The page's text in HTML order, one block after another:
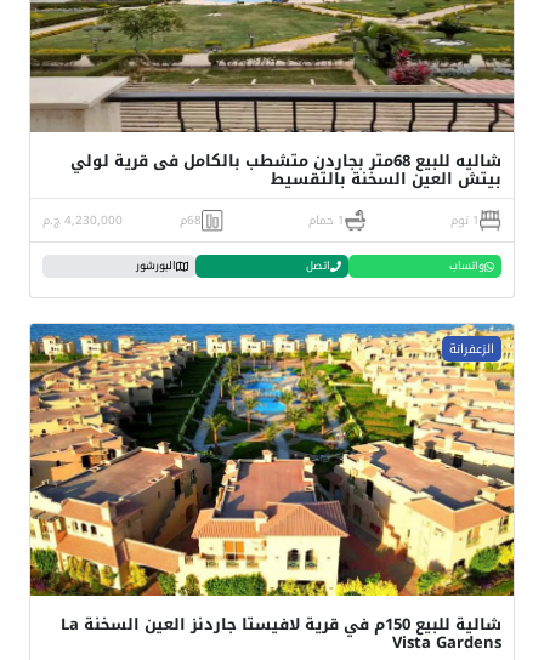
شاليه للبيع 68متر بجاردن متشطب بالكامل فى قرية لولي
بيتش العين السخنة بالتقسيط
1 نوم 1 حمام 68م 4,230,000 ج.م
واتساب اتصل البورشور
الزعفرانة
شالية للبيع 150م في قرية لافيستا جاردنز العين السخنة La
Vista Gardens